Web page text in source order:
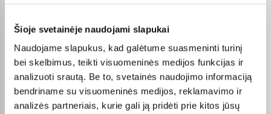
Šioje svetainėje naudojami slapukai
Naudojame slapukus, kad galėtume suasmeninti turinį
bei skelbimus, teikti visuomeninės medijos funkcijas ir
analizuoti srautą. Be to, svetainės naudojimo informaciją
bendriname su visuomeninės medijos, reklamavimo ir
analizės partneriais, kurie gali ją pridėti prie kitos jūsų
Pasirinktą prekę pristatysime per jos aprašyme nurodytą
Pirkėjų atsiliepimai apie prekes